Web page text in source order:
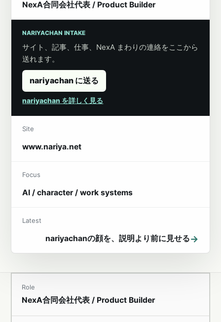
NexA合同会社代表 / Product Builder
NARIYACHAN INTAKE
サイト、記事、仕事、NexA まわりの連絡をここから
送れます。
nariyachan に送る
nariyachan を詳しく見る
Site
www.nariya.net
Focus
AI / character / work systems
Latest
nariyachanの顔を、説明より前に見せる→
Role
NexA合同会社代表 / Product Builder